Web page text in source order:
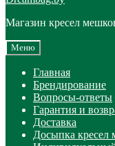
Магазин кресел
Меню
Главная
Брендирование
Вопросы-ответы
Гарантия и
Доставка
Досыпка кресел